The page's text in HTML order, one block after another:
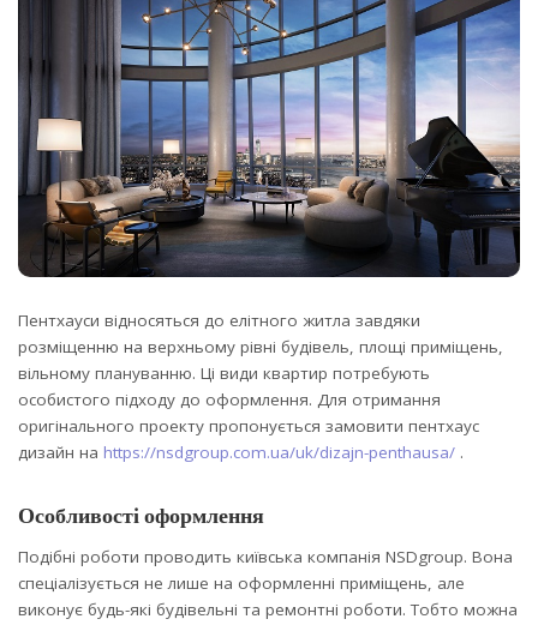
Пентхауси відносяться до елітного житла завдяки
розміщенню на верхньому рівні будівель, площі приміщень,
вільному плануванню. Ці види квартир потребують
особистого підходу до оформлення. Для отримання
оригінального проекту пропонується замовити пентхаус
дизайн на https://nsdgroup.com.ua/uk/dizajn-penthausa/ .
Особливості оформлення
Подібні роботи проводить київська компанія NSDgroup. Вона
спеціалізується не лише на оформленні приміщень, але
виконує будь-які будівельні та ремонтні роботи. Тобто можна